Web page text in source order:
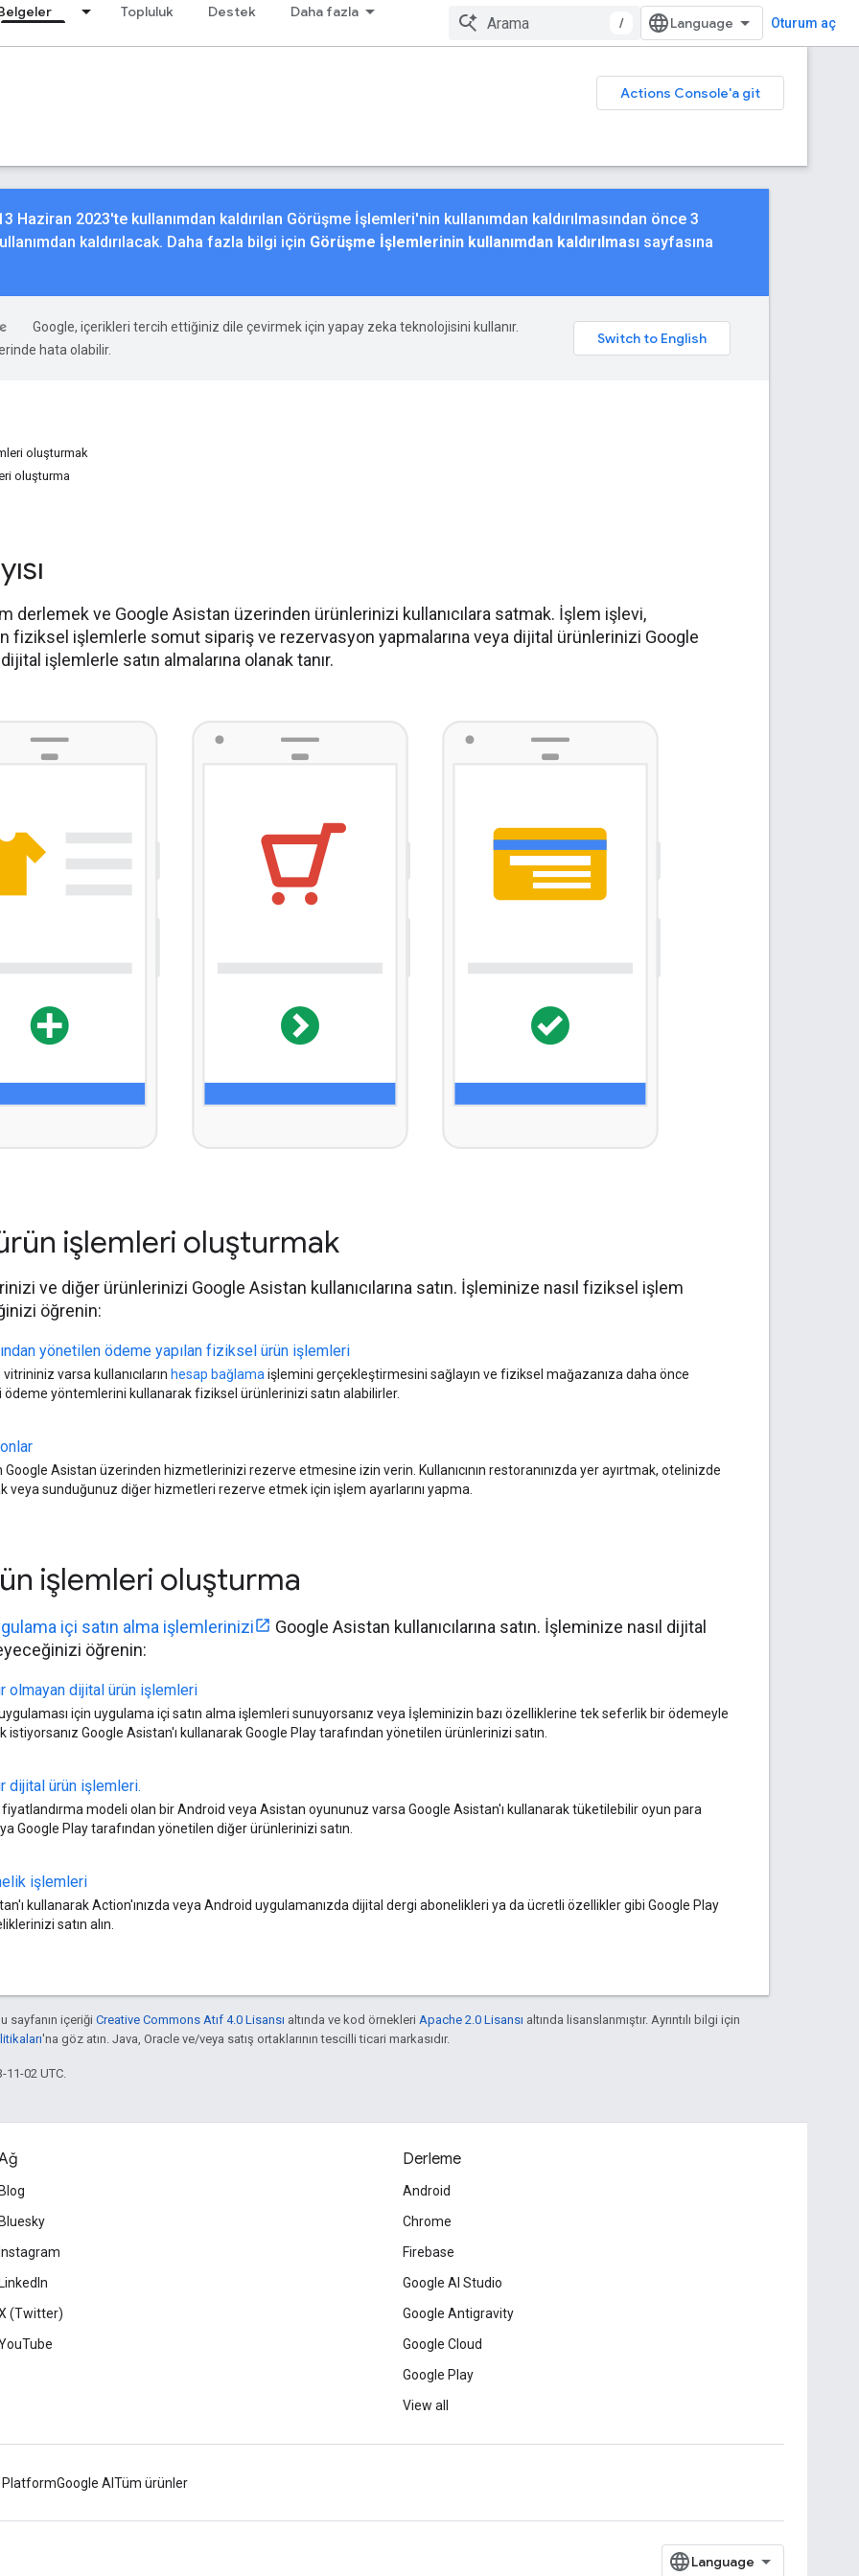
Topluluk Destek Daha fazla
/ Oturum aç
Actions Console'a git
Haziran 2023'te kullanımdan kaldırılan Görüşme İşlemleri'nin kullanımdan kaldırılmasından önce 3
kaldırılacak. Daha fazla bilgi için Görüşme İşlemlerinin kullanımdan kaldırılması sayfasına
Google, içerikleri tercih ettiğiniz dile çevirmek için yapay zeka teknolojisini kullanır.
hata olabilir.
oluşturmak
oluşturma
derlemek ve Google Asistan üzerinden ürünlerinizi kullanıcılara satmak. İşlem işlevi,
fiziksel işlemlerle somut sipariş ve rezervasyon yapmalarına veya dijital ürünlerinizi Google
dijital işlemlerle satın almalarına olanak tanır.
ürün işlemleri oluşturmak
ve diğer ürünlerinizi Google Asistan kullanıcılarına satın. İşleminize nasıl fiziksel işlem
öğrenin:
yönetilen ödeme yapılan fiziksel ürün işlemleri
vitrininiz varsa kullanıcıların hesap bağlama işlemini gerçekleştirmesini sağlayın ve fiziksel mağazanıza daha önce
ödeme yöntemlerini kullanarak fiziksel ürünlerinizi satın alabilirler.
Google Asistan üzerinden hizmetlerinizi rezerve etmesine izin verin. Kullanıcının restoranınızda yer ayırtmak, otelinizde
veya sunduğunuz diğer hizmetleri rezerve etmek için işlem ayarlarını yapma.
işlemleri oluşturma
içi satın alma işlemlerinizi
Google Asistan kullanıcılarına satın. İşleminize nasıl dijital
öğrenin:
olmayan dijital ürün işlemleri
uygulaması için uygulama içi satın alma işlemleri sunuyorsanız veya İşleminizin bazı özelliklerine tek seferlik bir ödemeyle
istiyorsanız Google Asistan'ı kullanarak Google Play tarafından yönetilen ürünlerinizi satın.
dijital ürün işlemleri.
fiyatlandırma modeli olan bir Android veya Asistan oyununuz varsa Google Asistan'ı kullanarak tüketilebilir oyun para
Google Play tarafından yönetilen diğer ürünlerinizi satın.
işlemleri
kullanarak Action'ınızda veya Android uygulamanızda dijital dergi abonelikleri ya da ücretli özellikler gibi Google Play
satın alın.
sayfanın içeriği Creative Commons Atıf 4.0 Lisansı altında ve kod örnekleri Apache 2.0 Lisansı altında lisanslanmıştır. Ayrıntılı bilgi için
'na göz atın. Java, Oracle ve/veya satış ortaklarının tescilli ticari markasıdır.
11-02 UTC.
Blog
Bluesky
Instagram
LinkedIn
(Twitter)
Derleme
Android
Chrome
Firebase
Google AI Studio
Google Antigravity
Google Cloud
Google Play
View all
PlatformGoogle AI Tüm ürünler